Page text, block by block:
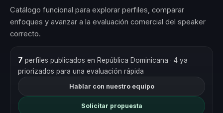
Catálogo funcional para explorar perfiles, comparar
enfoques y avanzar a la evaluación comercial del speaker
correcto.
7 perfiles publicados en República Dominicana · 4 ya
priorizados para una evaluación rápida
Hablar con nuestro equipo
Solicitar propuesta